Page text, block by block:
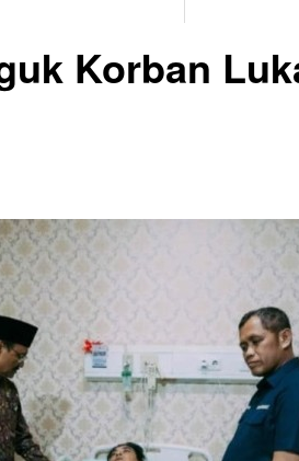
Korban